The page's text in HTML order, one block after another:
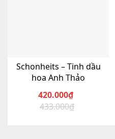
Schonheits – Tinh dầu
hoa Anh Thảo
433.000₫
Giá
420.000₫
Giá